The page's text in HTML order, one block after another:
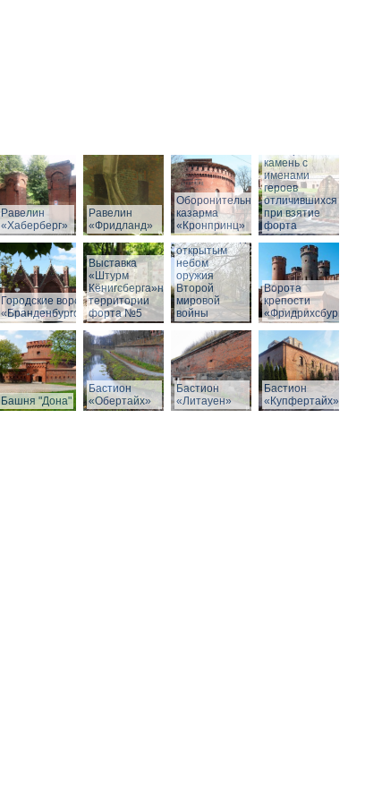
Равелин
«Хаберберг»
Равелин
«Фридланд»
Оборонительная
казарма
«Кронпринц»
камень с
именами
героев
отличившихся
при взятие
форта
Городские ворота
«Бранденбургские»
Выставка
«Штурм
Кёнигсберга»на
территории
форта №5
Выставка под
открытым
небом
оружия
Второй
мировой
войны
Ворота
крепости
«Фридрихсбург»
Башня "Дона"
Бастион
«Обертайх»
Бастион
«Литауен»
Бастион
«Купфертайх»